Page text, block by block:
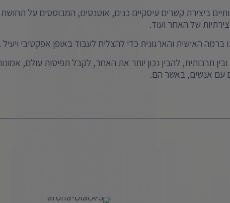
ברמה האישית והארגונית כדי להצליח לעבוד באופן אפקטיבי
תרבותית, להבין נכון יותר את האחר, לקבל תפיסות עולם,
עם אנשים, באשר הם.